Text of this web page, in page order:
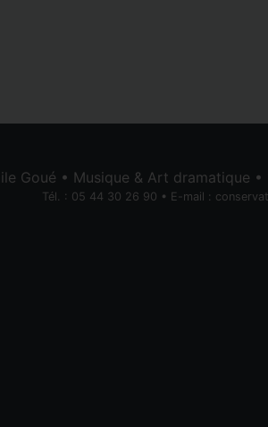
Goué • Musique & Art dramatique •
Tél. : 05 44 30 26 90 • E-mail :